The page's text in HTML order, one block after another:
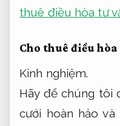
thuê điều hòa tư
Cho thuê điều
Kinh nghiệm.
Hãy để chúng tôi
cưới hoàn hảo và